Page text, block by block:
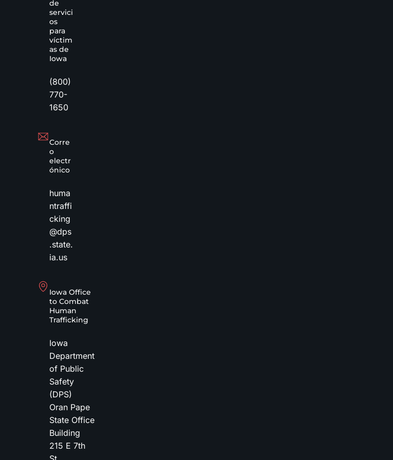
de
servici
os
para
víctim
as de
Iowa
(800)
770-
1650
Corre
o
electr
ónico
huma
ntraffi
cking
@dps
.state.
ia.us
Iowa Office
to Combat
Human
Trafficking
Iowa
Department
of Public
Safety
(DPS)
Oran Pape
State Office
Building
215 E 7th